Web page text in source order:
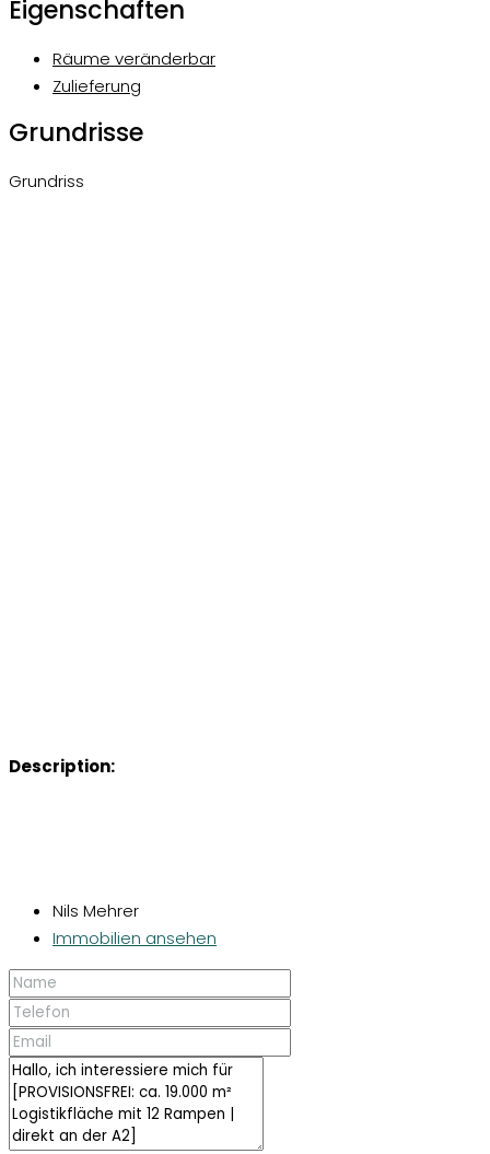
Eigenschaften
Räume veränderbar
Zulieferung
Grundrisse
Grundriss
Description:
Nils Mehrer
Immobilien ansehen